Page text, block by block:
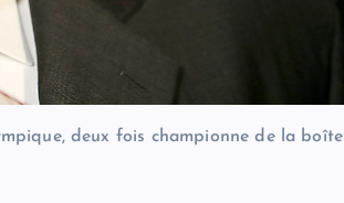
deux fois championne de la boîte